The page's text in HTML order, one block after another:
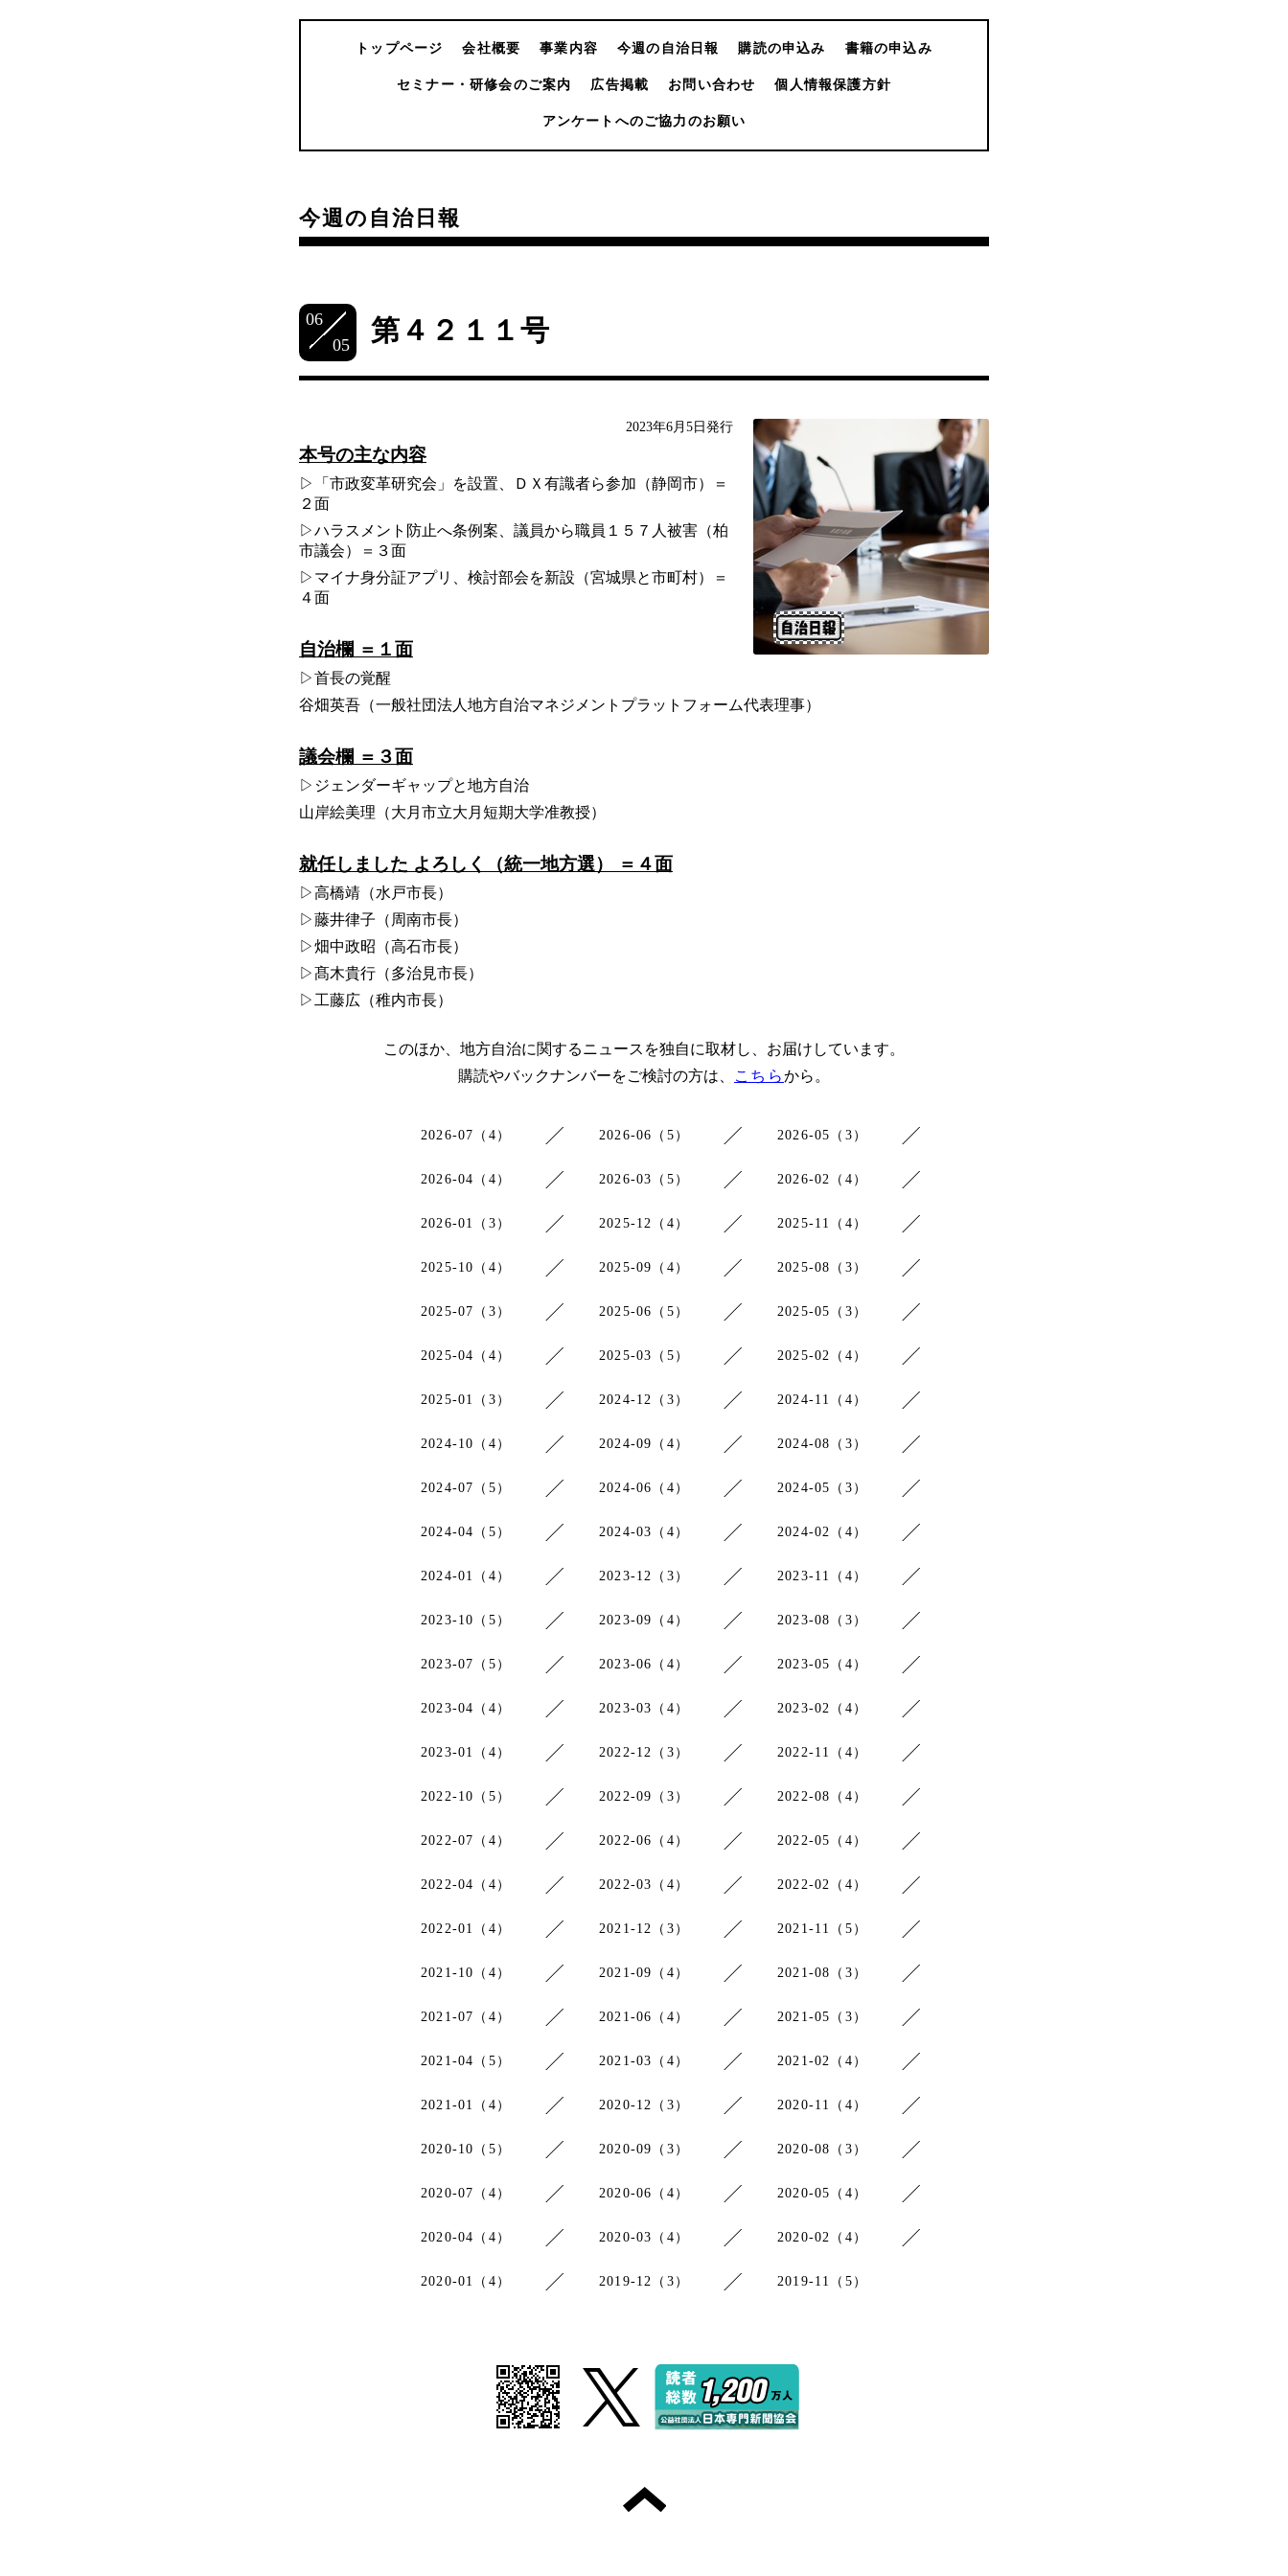
トップページ 会社概要 事業内容 今週の自治日報 購読の申込み 書籍の申込み
セミナー・研修会のご案内 広告掲載 お問い合わせ 個人情報保護方針
アンケートへのご協力のお願い
今週の自治日報
06
05
第４２１１号
2023年6月5日発行
本号の主な内容
▷「市政変革研究会」を設置、ＤＸ有識者ら参加（静岡市）＝
２面
▷ハラスメント防止へ条例案、議員から職員１５７人被害（柏
市議会）＝３面
▷マイナ身分証アプリ、検討部会を新設（宮城県と市町村）＝
４面
自治欄 ＝１面
▷首長の覚醒
谷畑英吾（一般社団法人地方自治マネジメントプラットフォーム代表理事）
議会欄 ＝３面
▷ジェンダーギャップと地方自治
山岸絵美理（大月市立大月短期大学准教授）
就任しました よろしく（統一地方選） ＝４面
▷高橋靖（水戸市長）
▷藤井律子（周南市長）
▷畑中政昭（高石市長）
▷髙木貴行（多治見市長）
▷工藤広（稚内市長）
このほか、地方自治に関するニュースを独自に取材し、お届けしています。
購読やバックナンバーをご検討の方は、
こちらから。
2026-07（4） 2026-06（5） 2026-05（3）
2026-04（4） 2026-03（5） 2026-02（4）
2026-01（3） 2025-12（4） 2025-11（4）
2025-10（4） 2025-09（4） 2025-08（3）
2025-07（3） 2025-06（5） 2025-05（3）
2025-04（4） 2025-03（5） 2025-02（4）
2025-01（3） 2024-12（3） 2024-11（4）
2024-10（4） 2024-09（4） 2024-08（3）
2024-07（5） 2024-06（4） 2024-05（3）
2024-04（5） 2024-03（4） 2024-02（4）
2024-01（4） 2023-12（3） 2023-11（4）
2023-10（5） 2023-09（4） 2023-08（3）
2023-07（5） 2023-06（4） 2023-05（4）
2023-04（4） 2023-03（4） 2023-02（4）
2023-01（4） 2022-12（3） 2022-11（4）
2022-10（5） 2022-09（3） 2022-08（4）
2022-07（4） 2022-06（4） 2022-05（4）
2022-04（4） 2022-03（4） 2022-02（4）
2022-01（4） 2021-12（3） 2021-11（5）
2021-10（4） 2021-09（4） 2021-08（3）
2021-07（4） 2021-06（4） 2021-05（3）
2021-04（5） 2021-03（4） 2021-02（4）
2021-01（4） 2020-12（3） 2020-11（4）
2020-10（5） 2020-09（3） 2020-08（3）
2020-07（4） 2020-06（4） 2020-05（4）
2020-04（4） 2020-03（4） 2020-02（4）
2020-01（4） 2019-12（3） 2019-11（5）